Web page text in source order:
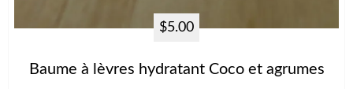
$5.00
Baume à lèvres hydratant Coco et agrumes